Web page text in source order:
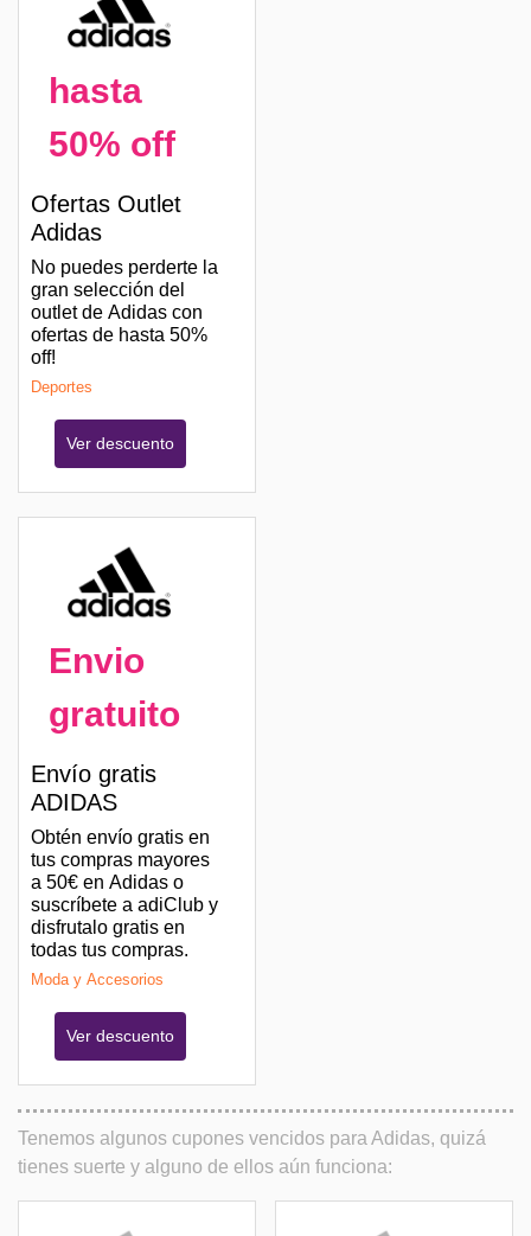
hasta
50% off
Ofertas Outlet
Adidas
No puedes perderte la
gran selección del
outlet de Adidas con
ofertas de hasta 50%
off!
Deportes
Ver descuento
Envio
gratuito
Envío gratis
ADIDAS
Obtén envío gratis en
tus compras mayores
a 50€ en Adidas o
suscríbete a adiClub y
disfrutalo gratis en
todas tus compras.
Moda y Accesorios
Ver descuento
Tenemos algunos cupones vencidos para Adidas, quizá
tienes suerte y alguno de ellos aún funciona: